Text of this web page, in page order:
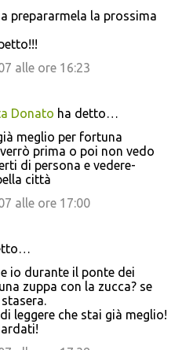
prepararmela la prossima
alle ore 16:23
Donato ha detto…
meglio per fortuna
prima o poi non vedo
di persona e vedere-
città
alle ore 17:00
io durante il ponte dei
zuppa con la zucca? se
leggere che stai già meglio!